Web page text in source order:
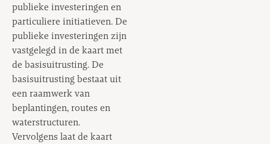
publieke investeringen en
particuliere initiatieven. De
publieke investeringen zijn
vastgelegd in de kaart met
de basisuitrusting. De
basisuitrusting bestaat uit
een raamwerk van
beplantingen, routes en
waterstructuren.
Vervolgens laat de kaart